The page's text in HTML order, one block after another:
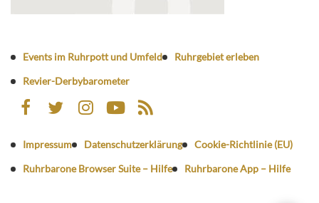
Events im Ruhrpott und Umfeld
Ruhrgebiet erleben
Revier-Derbybarometer
Impressum Datenschutzerklärung
Cookie-Richtlinie (EU)
Ruhrbarone Browser Suite – Hilfe
Ruhrbarone App – Hilfe